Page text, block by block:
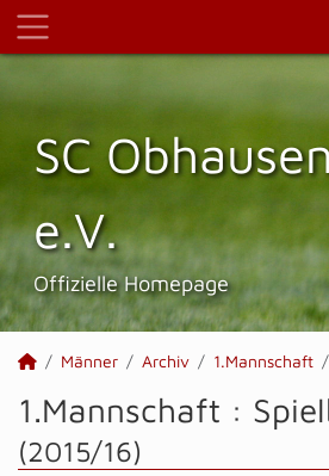
SC
e.V.
Offizielle Homepage
Männer Archiv 1.Mannschaft
1.Mannschaft :
(2015/16)